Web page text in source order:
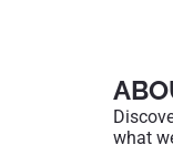
what